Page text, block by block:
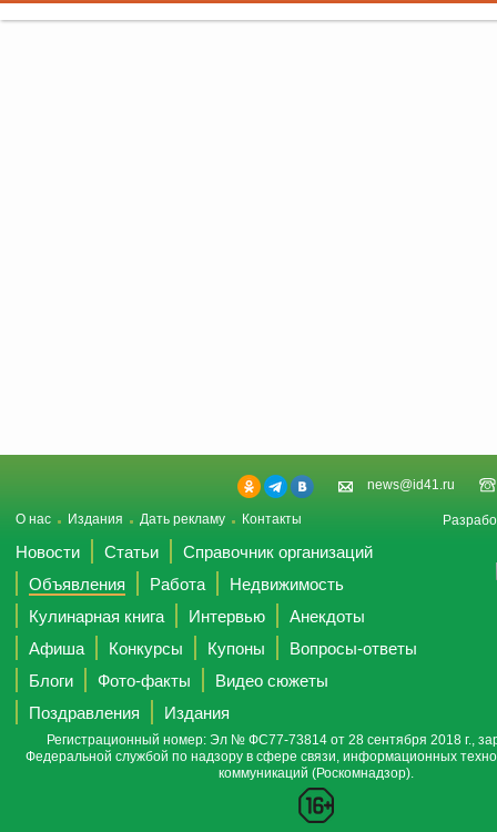
news@id41.ru
О нас Издания Дать рекламу Контакты
Новости Статьи
Справочник организаций
Объявления
Работа
Недвижимость
Кулинарная книга
Интервью
Анекдоты
Афиша
Конкурсы Купоны
Вопросы-ответы
Блоги
Фото-факты
Видео сюжеты
Поздравления
Издания
Регистрационный номер: Эл № ФС77-73814 от 28 сентября 2018 г.,
Федеральной службой по надзору в сфере связи, информационных
коммуникаций (Роскомнадзор).